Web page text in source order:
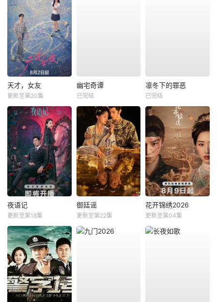
天才，女友
更新至第20集
幽宅奇谭
已完结
凛冬下的罪恶
已完结
夜语记
更新至第18集
御廷谣
更新至第22集
花开锦绣2026
更新至第04集